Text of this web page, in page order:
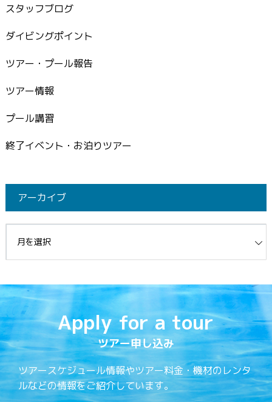
スタッフブログ
ダイビングポイント
ツアー・プール報告
ツアー情報
プール講習
終了イベント・お泊りツアー
アーカイブ
Apply for a tour
ツアー申し込み
ツアースケジュール情報やツアー料金・機材のレンタ
ルなどの情報をご紹介しています。